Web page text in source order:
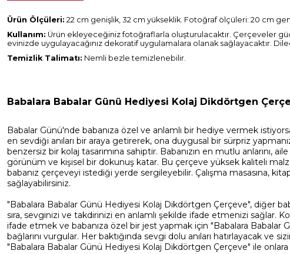
Ürün Ölçüleri: 22 cm genişlik, 32 cm yükseklik. Fotoğraf ölçüleri: 20 cm
Kullanım: Ürün ekleyeceğiniz fotoğraflarla oluşturulacaktır. Çerçeveler
evinizde uygulayacağınız dekoratif uygulamalara olanak sağlayacaktır.
Temizlik Talimatı: Nemli bezle temizlenebilir.
Babalara Babalar Günü Hediyesi Kolaj Dikdörtgen
Babalar Günü'nde babanıza özel ve anlamlı bir hediye vermek
en sevdiği anıları bir araya getirerek, ona duygusal bir sürpriz
benzersiz bir kolaj tasarımına sahiptir. Babanızın en mutlu anlarını,
görünüm ve kişisel bir dokunuş katar. Bu çerçeve yüksek kaliteli
babanız çerçeveyi istediği yerde sergileyebilir. Çalışma masasına,
sağlayabilirsiniz.
"Babalara Babalar Günü Hediyesi Kolaj Dikdörtgen Çerçeve", diğer
sıra, sevginizi ve takdirinizi en anlamlı şekilde ifade etmenizi sağlar.
ifade etmek ve babanıza özel bir jest yapmak için "Babalara
bağlarını vurgular. Her baktığında sevgi dolu anıları hatırlayacak ve
"Babalara Babalar Günü Hediyesi Kolaj Dikdörtgen Çerçeve" ile